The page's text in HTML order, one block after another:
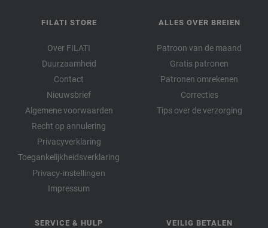
FILATI STORE
Over FILATI
Duurzaamheid
Contact
Nieuwsbrief
Algemene voorwaarden
Recht op annulering
Privacyverklaring
Toegankelijkheidsverklaring
Privacy-instellingen
Impressum
ALLES OVER BREIEN
Patroon van de maand
Gratis patronen
Patronen omrekenen
Correcties
Tips over de verzorging
SERVICE & HULP VEILIG BETALEN